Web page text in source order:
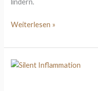
lindern.
Weiterlesen »
Silent